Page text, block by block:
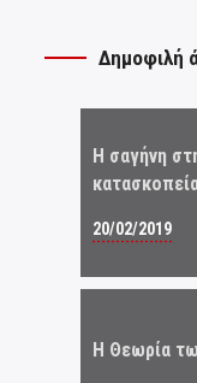
Δημοφιλή
Η σαγήνη
20/02/2019
Η Θεωρία